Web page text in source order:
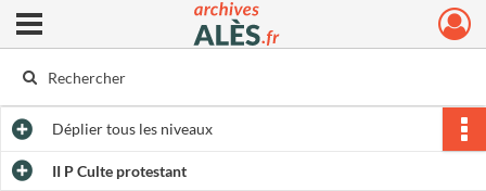
Archives municipales d'Alès
Ouvrir le menu déroulant
Dépliertous les niveaux
II P Culte protestant